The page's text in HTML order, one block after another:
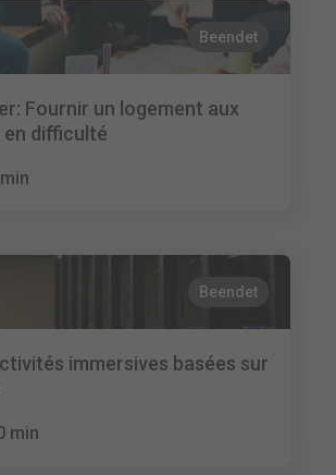
Beendet
Fournir un logement aux
difficulté
Beendet
immersives basées sur
min